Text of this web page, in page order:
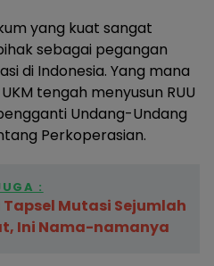
yang kuat sangat
sebagai pegangan
di Indonesia. Yang mana
tengah menyusun RUU
Undang-Undang
Perkoperasian.
:
Mutasi Sejumlah
Ini Nama-namanya